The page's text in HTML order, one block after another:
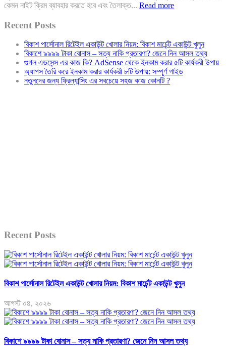
কেমন নাইট ক্রিম ব্যাবহার করতে হবে এবং তৈলাক্ত... Read more
Recent Posts
বিকাশ পার্সোনাল রিটেইল একাউন্ট খোলার নিয়ম: বিকাশ মার্চেন্ট একাউন্ট খুলুন
বিকাশে ৯৯৯৯ টাকা বোনাস – সত্য নাকি প্রতারণা? জেনে নিন আসল তথ্য
গুগল এডসেন্স এর কাজ কি? AdSense থেকে ইনকাম করার ৫টি কার্যকরী উপায়
অ্যাপস তৈরি করে ইনকাম করার কার্যকরী ৮টি উপায়: সম্পূর্ণ গাইড
নতুনদের জন্য ফ্রিল্যান্সিং এর সবচেয়ে সহজ কাজ কোনটি ?
Recent Posts
বিকাশ পার্সোনাল রিটেইল একাউন্ট খোলার নিয়ম: বিকাশ মার্চেন্ট একাউন্ট খুলুন
আগস্ট ০৪, ২০২৬
বিকাশে ৯৯৯৯ টাকা বোনাস – সত্য নাকি প্রতারণা? জেনে নিন আসল তথ্য